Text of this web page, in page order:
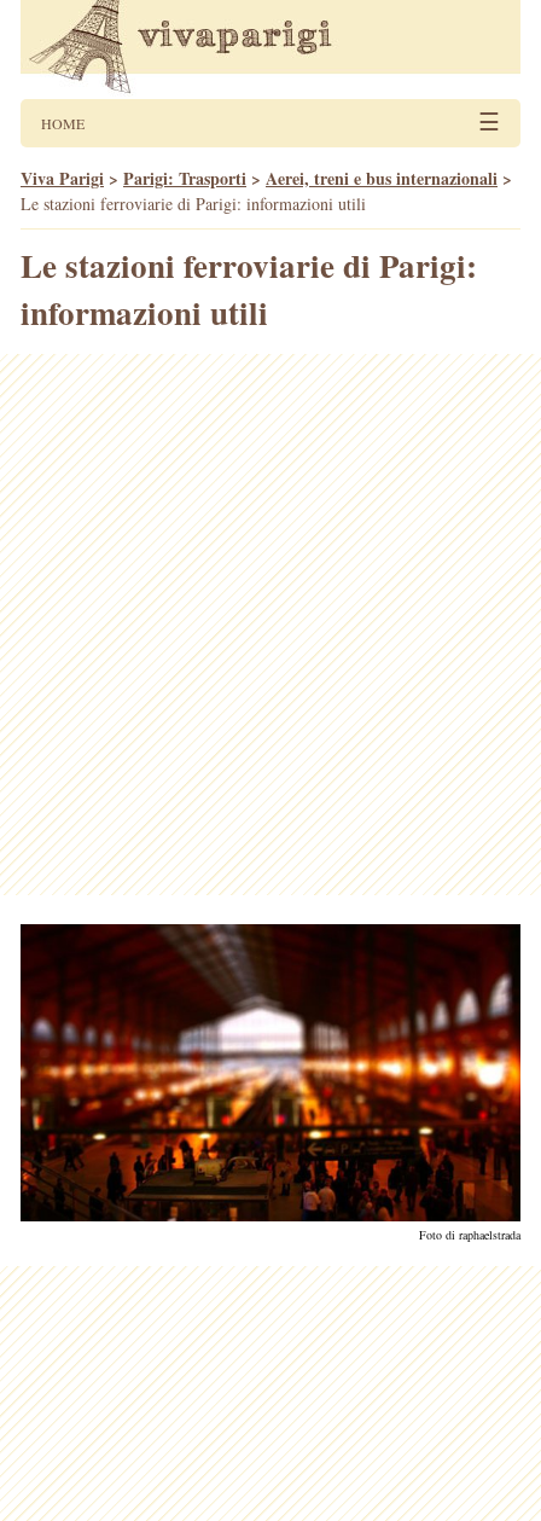
HOME ☰
Viva Parigi > Parigi: Trasporti > Aerei, treni e bus internazionali >
Le stazioni ferroviarie di Parigi: informazioni utili
Le stazioni ferroviarie di Parigi:
informazioni utili
Foto di raphaelstrada